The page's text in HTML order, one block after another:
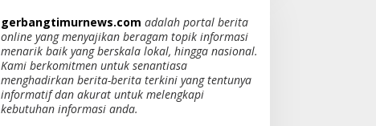
gerbangtimurnews.com adalah portal berita
online yang menyajikan beragam topik informasi
menarik baik yang berskala lokal, hingga nasional.
Kami berkomitmen untuk senantiasa
menghadirkan berita-berita terkini yang tentunya
informatif dan akurat untuk melengkapi
kebutuhan informasi anda.